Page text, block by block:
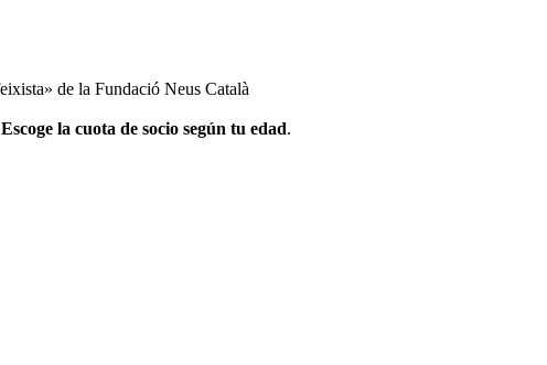
de la Fundació Neus Català
Escoge la cuota de socio según tu edad.